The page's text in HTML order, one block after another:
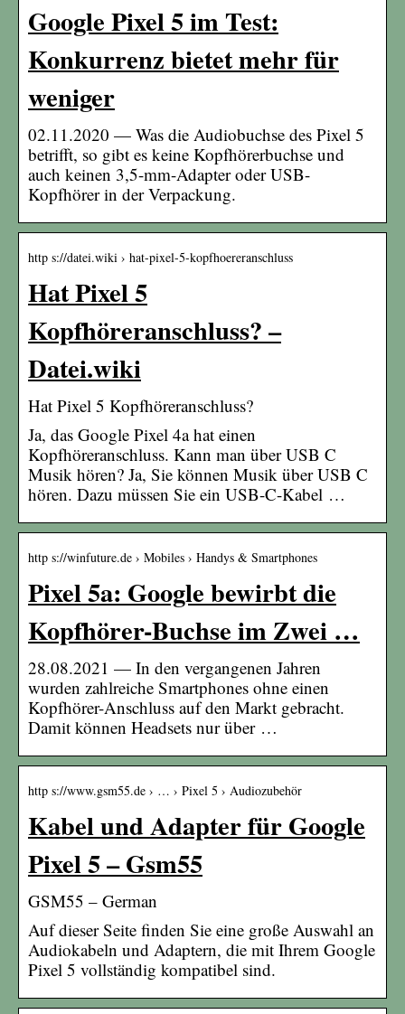
Google Pixel 5 im Test:
Konkurrenz bietet mehr für
weniger
02.11.2020 — Was die Audiobuchse des Pixel 5
betrifft, so gibt es keine Kopfhörerbuchse und
auch keinen 3,5-mm-Adapter oder USB-
Kopfhörer in der Verpackung.
http s://datei.wiki › hat-pixel-5-kopfhoereranschluss
Hat Pixel 5
Kopfhöreranschluss? –
Datei.wiki
Hat Pixel 5 Kopfhöreranschluss?
Ja, das Google Pixel 4a hat einen
Kopfhöreranschluss. Kann man über USB C
Musik hören? Ja, Sie können Musik über USB C
hören. Dazu müssen Sie ein USB-C-Kabel …
http s://winfuture.de › Mobiles › Handys & Smartphones
Pixel 5a: Google bewirbt die
Kopfhörer-Buchse im Zwei …
28.08.2021 — In den vergangenen Jahren
wurden zahlreiche Smartphones ohne einen
Kopfhörer-Anschluss auf den Markt gebracht.
Damit können Headsets nur über …
http s://www.gsm55.de › … › Pixel 5 › Audiozubehör
Kabel und Adapter für Google
Pixel 5 – Gsm55
GSM55 – German
Auf dieser Seite finden Sie eine große Auswahl an
Audiokabeln und Adaptern, die mit Ihrem Google
Pixel 5 vollständig kompatibel sind.